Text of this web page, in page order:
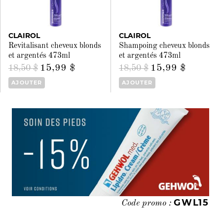
CLAIROL
Revitalisant cheveux blonds
et argentés 473ml
18,50 $ 15,99 $
AJOUTER
CLAIROL
Shampoing cheveux blonds
et argentés 473ml
18,50 $ 15,99 $
AJOUTER
Code promo : GWL15